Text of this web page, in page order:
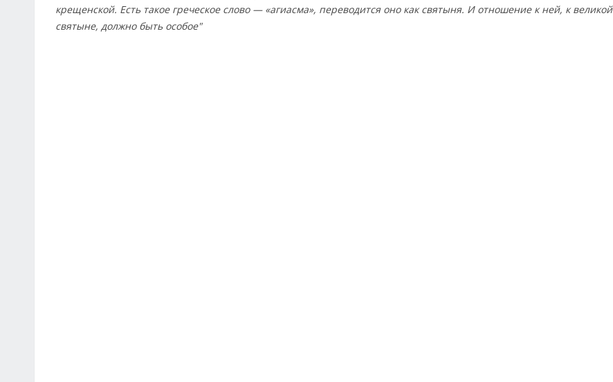
крещенской. Есть такое греческое слово — «агиасма», переводится оно как святыня. И отношение к ней, к великой
святыне, должно быть особое"